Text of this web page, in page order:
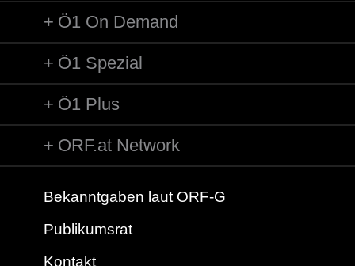
Ö1 On Demand
Ö1 Spezial
Ö1 Plus
ORF.at Network
Bekanntgaben laut ORF-G
Publikumsrat
Kontakt